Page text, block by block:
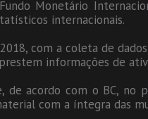
Monetário
internacionais.
com a coleta de
informações de
de acordo com o BC, no
com a íntegra das